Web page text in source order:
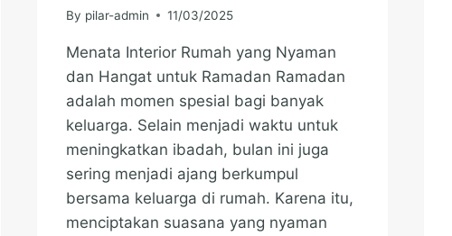
By pilar-admin 11/03/2025
Menata Interior Rumah yang Nyaman
dan Hangat untuk Ramadan Ramadan
adalah momen spesial bagi banyak
keluarga. Selain menjadi waktu untuk
meningkatkan ibadah, bulan ini juga
sering menjadi ajang berkumpul
bersama keluarga di rumah. Karena itu,
menciptakan suasana yang nyaman